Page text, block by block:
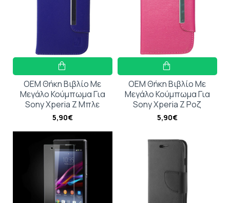
OEM Θήκη Βιβλίο Με
Μεγάλο Κούμπωμα Για
Sony Xperia Z Μπλε
5,90€
OEM Θήκη Βιβλίο Με
Μεγάλο Κούμπωμα Για
Sony Xperia Z Ροζ
5,90€